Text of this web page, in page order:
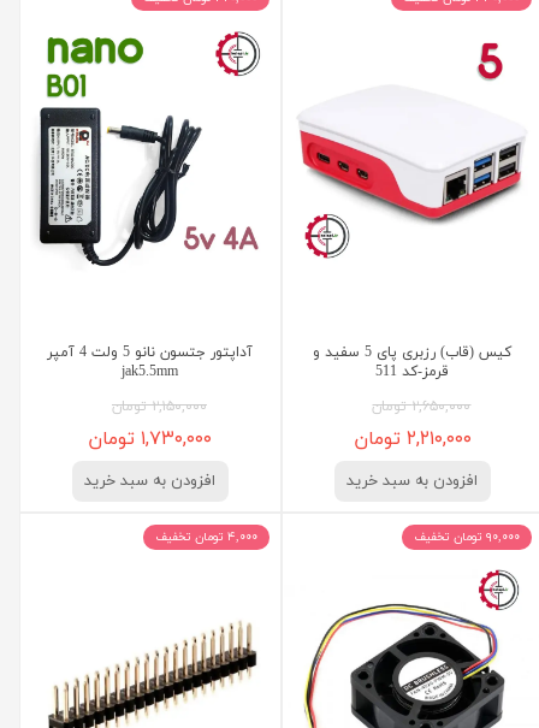
کیس (قاب) رزبری پای 5 سفید و
قرمز-کد 511
۲,۶۵۰,۰۰۰ تومان
۲,۲۱۰,۰۰۰ تومان
افزودن به سبد خرید
آداپتور جتسون نانو 5 ولت 4 آمپر
jak5.5mm
۲,۱۵۰,۰۰۰ تومان
۱,۷۳۰,۰۰۰ تومان
افزودن به سبد خرید
۹۰,۰۰۰ تومان تخفیف ۴,۰۰۰ تومان تخفیف